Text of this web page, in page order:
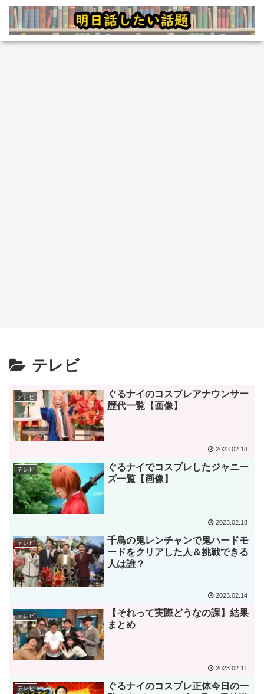
テレビ
テレビ
ぐるナイのコスプレアナウンサー
歴代一覧【画像】
2023.02.18
テレビ
ぐるナイでコスプレしたジャニー
ズ一覧【画像】
2023.02.18
テレビ
千鳥の鬼レンチャンで鬼ハードモ
ードをクリアした人＆挑戦できる
人は誰？
2023.02.14
テレビ
【それって実際どうなの課】結果
まとめ
2023.02.11
テレビ
ぐるナイのコスプレ正体今日の一